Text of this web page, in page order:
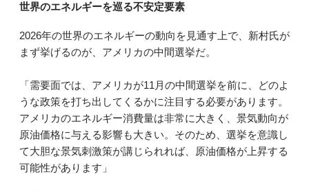
世界のエネルギーを巡る不安定要素
2026年の世界のエネルギーの動向を見通す上で、新村氏が
まず挙げるのが、アメリカの中間選挙だ。
「需要面では、アメリカが11月の中間選挙を前に、どのよ
うな政策を打ち出してくるかに注目する必要があります。
アメリカのエネルギー消費量は非常に大きく、景気動向が
原油価格に与える影響も大きい。そのため、選挙を意識し
て大胆な景気刺激策が講じられれば、原油価格が上昇する
可能性があります」